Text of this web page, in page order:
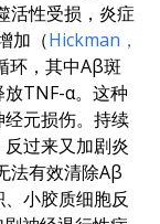
活性受损，炎症
加（Hickman，
环，其中Aβ斑
TNF-α。这种
元损伤。持续
过来又加剧炎
法有效清除Aβ
小胶质细胞反